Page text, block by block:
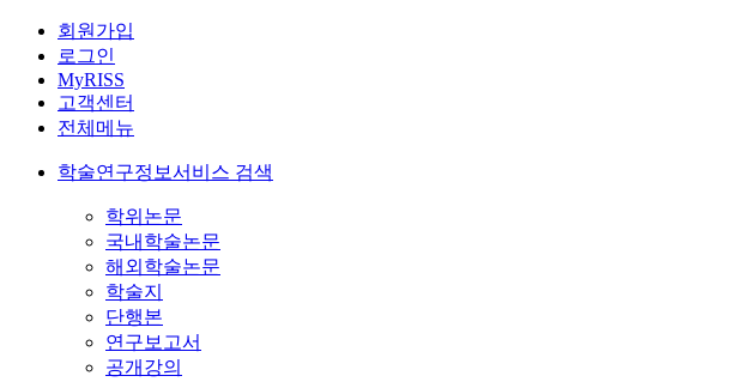
회원가입
로그인
MyRISS
고객센터
전체메뉴
학술연구정보서비스 검색
학위논문
국내학술논문
해외학술논문
학술지
단행본
연구보고서
공개강의